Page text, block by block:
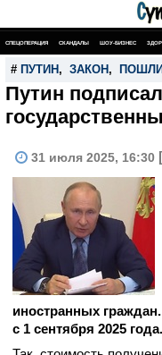
СПЕЦОПЕРАЦИЯ СКАНДАЛЫ ШОУ-БИЗНЕС
# ПУТИН , ЗАКОН ,
Путин
31 июля 2025, 16:30 [
иностранных
с 1 сентября 2025 года.